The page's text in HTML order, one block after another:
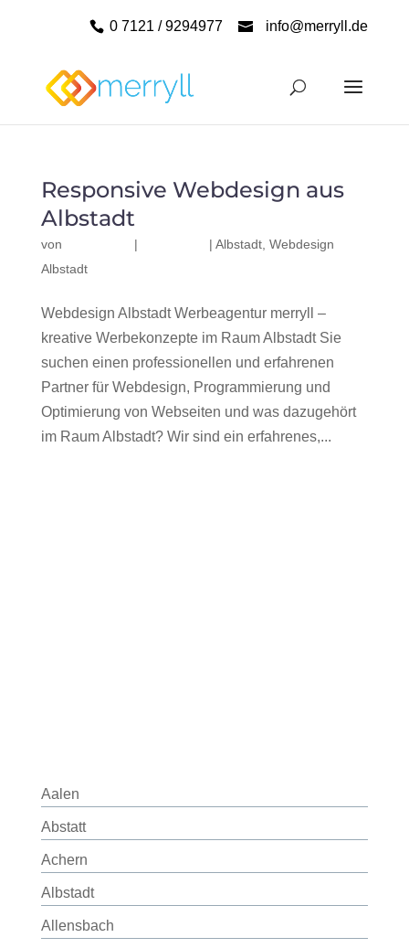
0 7121 / 9294977 info@merryll.de
Responsive Webdesign aus
Albstadt
von | | Albstadt, Webdesign
Albstadt
Webdesign Albstadt Werbeagentur merryll –
kreative Werbekonzepte im Raum Albstadt Sie
suchen einen professionellen und erfahrenen
Partner für Webdesign, Programmierung und
Optimierung von Webseiten und was dazugehört
im Raum Albstadt? Wir sind ein erfahrenes,...
Aalen
Abstatt
Achern
Albstadt
Allensbach